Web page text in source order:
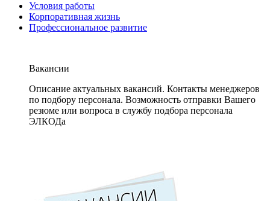
Условия работы
Корпоративная жизнь
Профессиональное развитие
Вакансии
Описание актуальных вакансий. Контакты менеджеров
по подбору персонала. Возможность отправки Вашего
резюме или вопроса в службу подбора персонала
ЭЛКОДа